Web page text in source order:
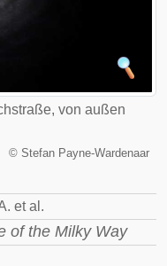
von außen
© Stefan Payne-Wardenaar
et al.
of the Milky Way